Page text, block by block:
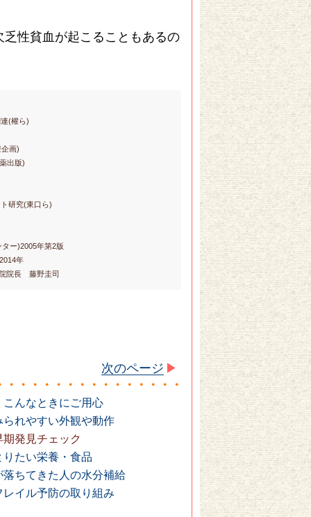
性貧血が起こることもあるの
(權ら)
画)
出版)
研究(東口ら)
ー)2005年第2版
年
院長 藤野圭司
次のページ
こんなときにご用心
られやすい外観や動作
発見チェック
りたい栄養・食品
落ちてきた人の水分補給
レイル予防の取り組み